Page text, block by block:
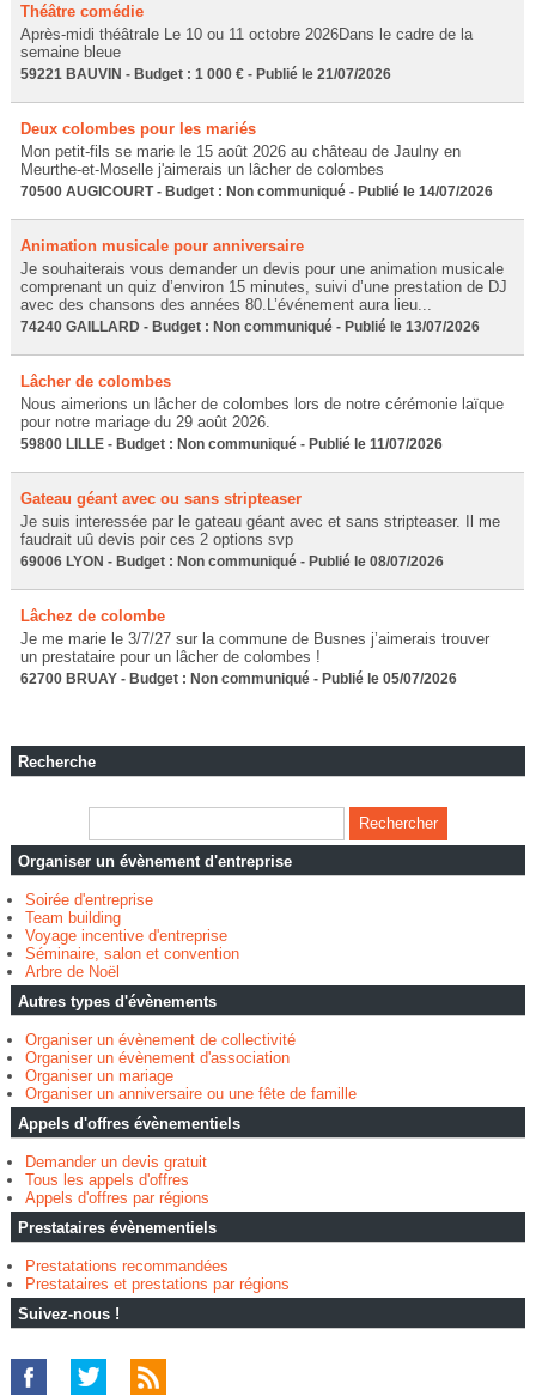
Théâtre comédie
Après-midi théâtrale Le 10 ou 11 octobre 2026Dans le cadre de la
semaine bleue
59221 BAUVIN - Budget : 1 000 € - Publié le 21/07/2026
Deux colombes pour les mariés
Mon petit-fils se marie le 15 août 2026 au château de Jaulny en
Meurthe-et-Moselle j'aimerais un lâcher de colombes
70500 AUGICOURT - Budget : Non communiqué - Publié le 14/07/2026
Animation musicale pour anniversaire
Je souhaiterais vous demander un devis pour une animation musicale
comprenant un quiz d’environ 15 minutes, suivi d’une prestation de DJ
avec des chansons des années 80.L’événement aura lieu...
74240 GAILLARD - Budget : Non communiqué - Publié le 13/07/2026
Lâcher de colombes
Nous aimerions un lâcher de colombes lors de notre cérémonie laïque
pour notre mariage du 29 août 2026.
59800 LILLE - Budget : Non communiqué - Publié le 11/07/2026
Gateau géant avec ou sans stripteaser
Je suis interessée par le gateau géant avec et sans stripteaser. Il me
faudrait uû devis poir ces 2 options svp
69006 LYON - Budget : Non communiqué - Publié le 08/07/2026
Lâchez de colombe
Je me marie le 3/7/27 sur la commune de Busnes j’aimerais trouver
un prestataire pour un lâcher de colombes !
62700 BRUAY - Budget : Non communiqué - Publié le 05/07/2026
Recherche
Organiser un évènement d'entreprise
Soirée d'entreprise
Team building
Voyage incentive d'entreprise
Séminaire, salon et convention
Arbre de Noël
Autres types d'évènements
Organiser un évènement de collectivité
Organiser un évènement d'association
Organiser un mariage
Organiser un anniversaire ou une fête de famille
Appels d'offres évènementiels
Demander un devis gratuit
Tous les appels d'offres
Appels d'offres par régions
Prestataires évènementiels
Prestatations recommandées
Prestataires et prestations par régions
Suivez-nous !